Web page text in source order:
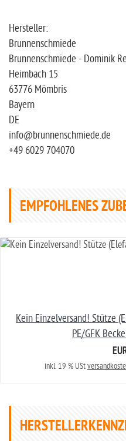
Hersteller:
Brunnenschmiede
Brunnenschmiede - Dominik
Heimbach 15
63776 Mömbris
Bayern
DE
info@brunnenschmiede.de
+49 6029 704070
EMPFOHLENES
Kein Einzelversand! Stütze
PE/GFK
inkl. 19 % USt